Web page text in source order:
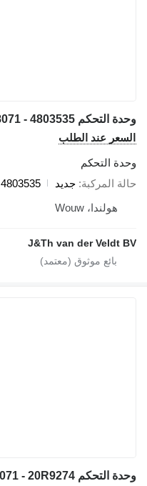
السعر عند الطلب
وحدة التحكم
حالة المركبة جديد
4803535
هولندا، Wouw
J&Th van der Veldt BV